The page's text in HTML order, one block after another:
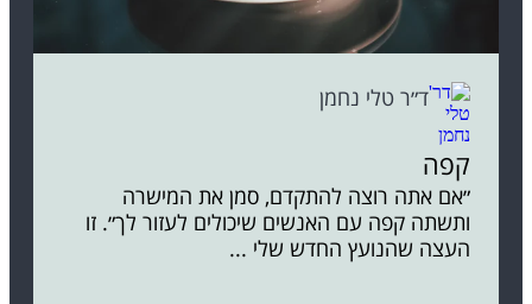
ד״ר טלי נחמן
קפה
״אם אתה רוצה להתקדם, סמן את המישרה
ותשתה קפה עם האנשים שיכולים לעזור לך״. זו
העצה שהנועץ החדש שלי ...